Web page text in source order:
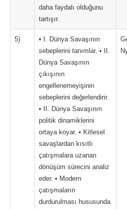
daha faydalı olduğunu
tartışır.
5)
• I. Dünya Savaşının
sebeplerini tanımlar. • II.
Dünya Savaşının
çıkışının
engellenemeyişinin
sebeplerini değerlendirir.
• II. Dünya Savaşının
politik dinamiklerini
ortaya koyar. • Kitlesel
savaşlardan kısıtlı
çatışmalara uzanan
dönüşüm sürecini analiz
eder. • Modern
çatışmaların
durdurulması hususunda